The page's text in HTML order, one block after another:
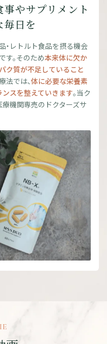
やサプリメント
毎日を
・レトルト食品を摂る機会
す。そのため本来体に欠か
ク質が不足していること
法では、体に必要な栄養素
スを整えていきます。当ク
療機関専売のドクターズサ